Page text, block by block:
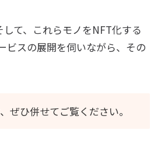
て、これらモノをNFT化する
ビスの展開を伺いながら、その
ひ併せてご覧ください。